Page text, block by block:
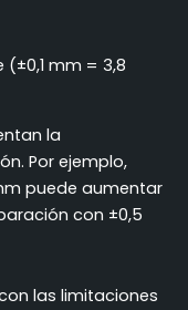
mm = 3,8
la
Por ejemplo,
puede aumentar
con ±0,5
las limitaciones